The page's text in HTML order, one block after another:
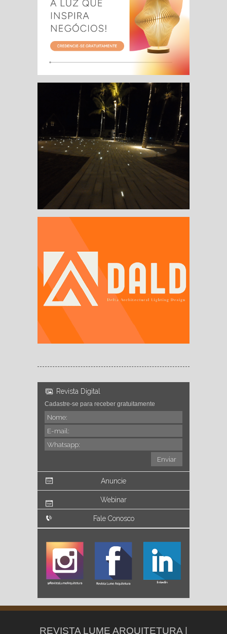
Revista Digital
Cadastre-se para receber gratuitamente
Anuncie
Webinar
Fale Conosco
REVISTA LUME ARQUITETURA |